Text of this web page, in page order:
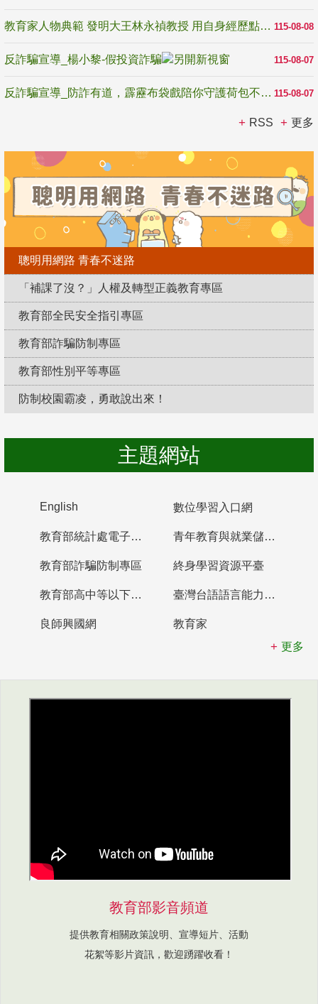
115-08-08
教育家人物典範 發明大王林永禎教授 用自身經歷點亮學生的路
115-08-07
反詐騙宣導_楊小黎-假投資詐騙
115-08-07
反詐騙宣導_防詐有道，霹靂布袋戲陪你守護荷包不受騙
RSS 更多
聰明用網路 青春不迷路
「補課了沒？」人權及轉型正義教育專區
教育部全民安全指引專區
教育部詐騙防制專區
教育部性別平等專區
防制校園霸凌，勇敢說出來！
主題網站
English 數位學習入口網
教育部統計處電子書櫃 青年教育與就業儲蓄帳戶
教育部詐騙防制專區 終身學習資源平臺
教育部高中等以下學校及幼兒園教師資格檢定考試 臺灣台語語言能力認證網站
良師興國網
教育家
更多
教育部影音頻道
提供教育相關政策說明、宣導短片、活動
花絮等影片資訊，歡迎踴躍收看！